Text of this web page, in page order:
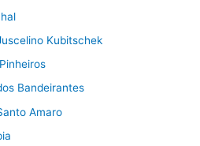
Kubitschek
Bandeirantes
Amaro